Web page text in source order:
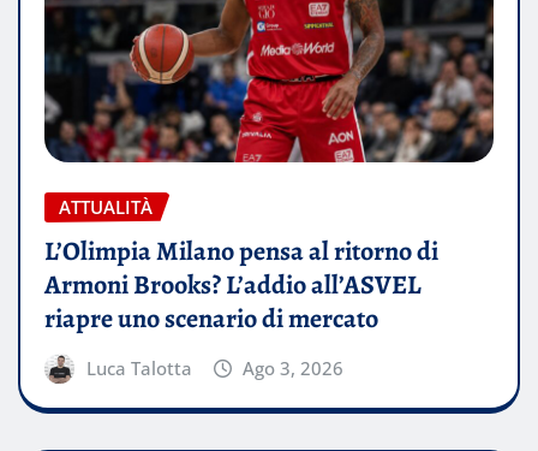
ATTUALITÀ
L’Olimpia Milano pensa al ritorno di
Armoni Brooks? L’addio all’ASVEL
riapre uno scenario di mercato
Luca Talotta Ago 3, 2026